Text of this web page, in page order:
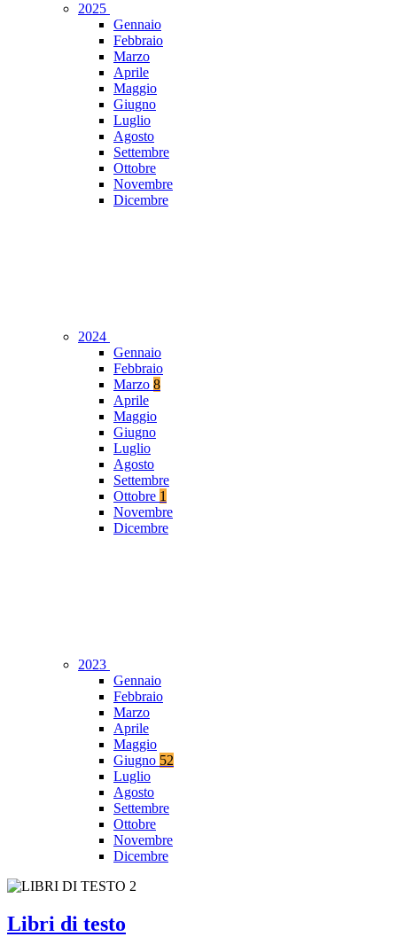
2025
Gennaio
Febbraio
Marzo
Aprile
Maggio
Giugno
Luglio
Agosto
Settembre
Ottobre
Novembre
Dicembre
2024
Gennaio
Febbraio
Marzo 8
Aprile
Maggio
Giugno
Luglio
Agosto
Settembre
Ottobre 1
Novembre
Dicembre
2023
Gennaio
Febbraio
Marzo
Aprile
Maggio
Giugno 52
Luglio
Agosto
Settembre
Ottobre
Novembre
Dicembre
Libri di testo